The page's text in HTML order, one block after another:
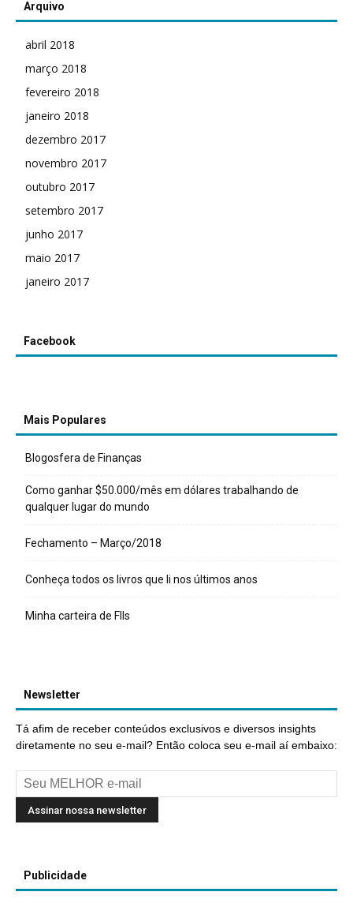
Arquivo
abril 2018
março 2018
fevereiro 2018
janeiro 2018
dezembro 2017
novembro 2017
outubro 2017
setembro 2017
junho 2017
maio 2017
janeiro 2017
Facebook
Mais Populares
Blogosfera de Finanças
Como ganhar $50.000/mês em dólares trabalhando de
qualquer lugar do mundo
Fechamento – Março/2018
Conheça todos os livros que li nos últimos anos
Minha carteira de FIIs
Newsletter
Tá afim de receber conteúdos exclusivos e diversos insights
diretamente no seu e-mail? Então coloca seu e-mail aí embaixo:
Publicidade